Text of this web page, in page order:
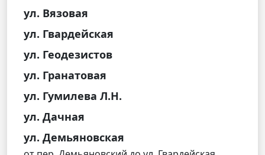
ул. Вязовая
ул. Гвардейская
ул. Геодезистов
ул. Гранатовая
ул. Гумилева Л.Н.
ул. Дачная
ул. Демьяновская